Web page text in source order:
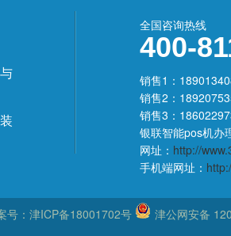
全国咨询热线
400-
销售1：
销售2：
销售3：
银联智能pos机办
网址： http://
手机端网址：
号： 津ICP备18001702号 津公网安备